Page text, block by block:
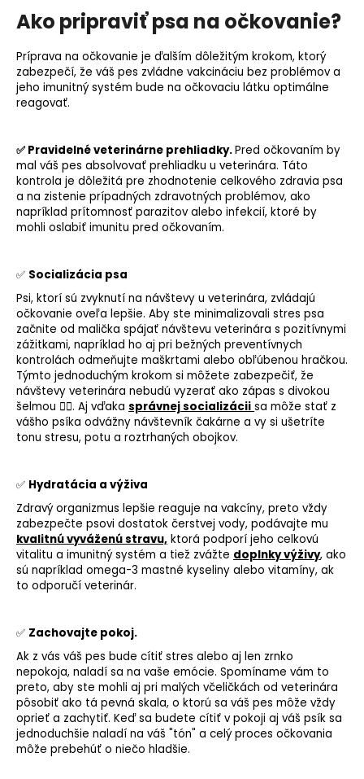
Ako pripraviť psa na očkovanie?
Príprava na očkovanie je ďalším dôležitým krokom, ktorý
zabezpečí, že váš pes zvládne vakcináciu bez problémov a
jeho imunitný systém bude na očkovaciu látku optimálne
reagovať.
✅ Pravidelné veterinárne prehliadky.Pred očkovaním by
mal váš pes absolvovať prehliadku u veterinára. Táto
kontrola je dôležitá pre zhodnotenie celkového zdravia psa
a na zistenie prípadných zdravotných problémov, ako
napríklad prítomnosť parazitov alebo infekcií, ktoré by
mohli oslabiť imunitu pred očkovaním.
✅ Socializácia psa
Psi, ktorí sú zvyknutí na návštevy u veterinára, zvládajú
očkovanie oveľa lepšie. Aby ste minimalizovali stres psa
začnite od malička spájať návštevu veterinára s pozitívnymi
zážitkami, napríklad ho aj pri bežných preventívnych
kontrolách odmeňujte maškrtami alebo obľúbenou hračkou.
Týmto jednoduchým krokom si môžete zabezpečiť, že
návštevy veterinára nebudú vyzerať ako zápas s divokou
šelmou 🐕‍🦺. Aj vďaka správnej socializácii sa môže stať z
vášho psíka odvážny návštevník čakárne a vy si ušetríte
tonu stresu, potu a roztrhaných obojkov.
✅ Hydratácia a výživa
Zdravý organizmus lepšie reaguje na vakcíny, preto vždy
zabezpečte psovi dostatok čerstvej vody, podávajte mu
kvalitnú vyváženú stravu, ktorá podporí jeho celkovú
vitalitu a imunitný systém a tiež zvážte doplnky výživy, ako
sú napríklad omega-3 mastné kyseliny alebo vitamíny, ak
to odporučí veterinár.
✅ Zachovajte pokoj.
Ak z vás váš pes bude cítiť stres alebo aj len zrnko
nepokoja, naladí sa na vaše emócie. Spomíname vám to
preto, aby ste mohli aj pri malých včeličkách od veterinára
pôsobiť ako tá pevná skala, o ktorú sa váš pes môže vždy
oprieť a zachytiť. Keď sa budete cítiť v pokoji aj váš psík sa
jednoduchšie naladí na váš "tón" a celý proces očkovania
môže prebehúť o niečo hladšie.